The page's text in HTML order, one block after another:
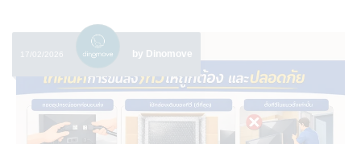
17/02/2026 by Dinomove